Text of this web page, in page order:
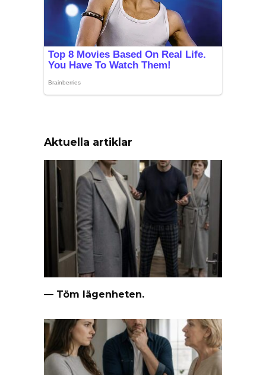
Aktuella artiklar
— Töm lägenheten.